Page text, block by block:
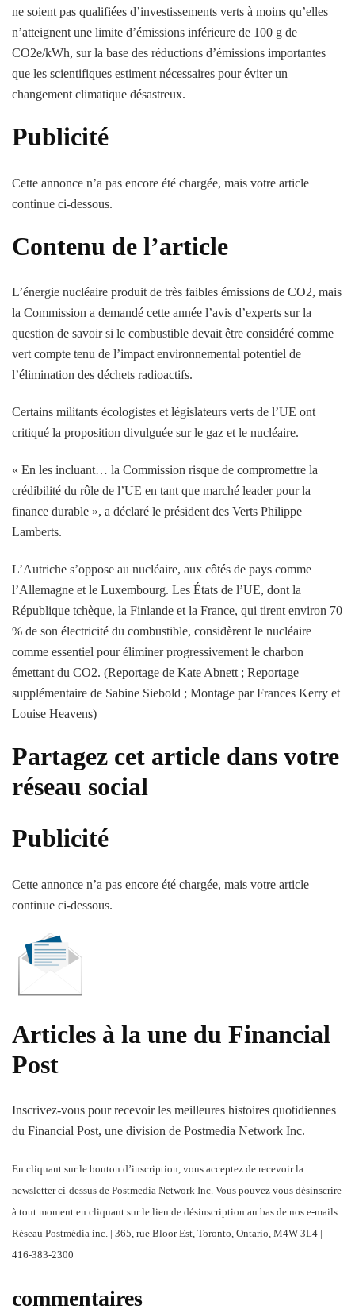
ne soient pas qualifiées d’investissements verts à moins qu’elles
n’atteignent une limite d’émissions inférieure de 100 g de
CO2e/kWh, sur la base des réductions d’émissions importantes
que les scientifiques estiment nécessaires pour éviter un
changement climatique désastreux.
Publicité
Cette annonce n’a pas encore été chargée, mais votre article
continue ci-dessous.
Contenu de l’article
L’énergie nucléaire produit de très faibles émissions de CO2, mais
la Commission a demandé cette année l’avis d’experts sur la
question de savoir si le combustible devait être considéré comme
vert compte tenu de l’impact environnemental potentiel de
l’élimination des déchets radioactifs.
Certains militants écologistes et législateurs verts de l’UE ont
critiqué la proposition divulguée sur le gaz et le nucléaire.
« En les incluant… la Commission risque de compromettre la
crédibilité du rôle de l’UE en tant que marché leader pour la
finance durable », a déclaré le président des Verts Philippe
Lamberts.
L’Autriche s’oppose au nucléaire, aux côtés de pays comme
l’Allemagne et le Luxembourg. Les États de l’UE, dont la
République tchèque, la Finlande et la France, qui tirent environ 70
% de son électricité du combustible, considèrent le nucléaire
comme essentiel pour éliminer progressivement le charbon
émettant du CO2. (Reportage de Kate Abnett ; Reportage
supplémentaire de Sabine Siebold ; Montage par Frances Kerry et
Louise Heavens)
Partagez cet article dans votre
réseau social
Publicité
Cette annonce n’a pas encore été chargée, mais votre article
continue ci-dessous.
Articles à la une du Financial
Post
Inscrivez-vous pour recevoir les meilleures histoires quotidiennes
du Financial Post, une division de Postmedia Network Inc.
En cliquant sur le bouton d’inscription, vous acceptez de recevoir la
newsletter ci-dessus de Postmedia Network Inc. Vous pouvez vous désinscrire
à tout moment en cliquant sur le lien de désinscription au bas de nos e-mails.
Réseau Postmédia inc. | 365, rue Bloor Est, Toronto, Ontario, M4W 3L4 |
416-383-2300
commentaires